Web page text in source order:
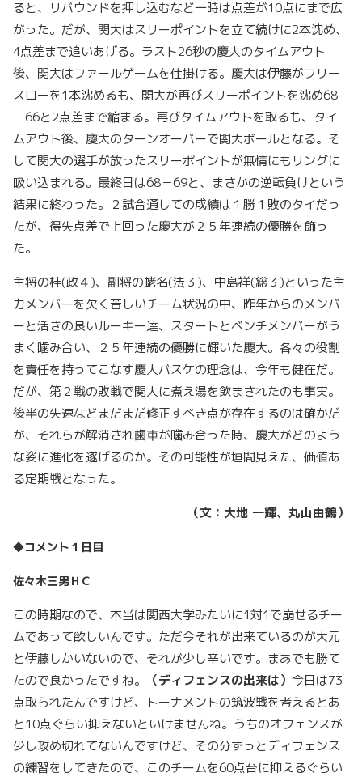
ると、リバウンドを押し込むなど一時は点差が10点にまで広
がった。だが、関大はスリーポイントを立て続けに2本沈め、
4点差まで追いあげる。ラスト26秒の慶大のタイムアウト
後、関大はファールゲームを仕掛ける。慶大は伊藤がフリー
スローを1本沈めるも、関大が再びスリーポイントを沈め68
－66と2点差まで縮まる。再びタイムアウトを取るも、タイ
ムアウト後、慶大のターンオーバーで関大ボールとなる。そ
して関大の選手が放ったスリーポイントが無情にもリングに
吸い込まれる。最終日は68－69と、まさかの逆転負けという
結果に終わった。２試合通しての成績は１勝１敗のタイだっ
たが、得失点差で上回った慶大が２５年連続の優勝を飾っ
た。
主将の桂(政４)、副将の蛯名(法３)、中島祥(総３)といった主
力メンバーを欠く苦しいチーム状況の中、昨年からのメンバ
ーと活きの良いルーキー達、スタートとベンチメンバーがう
まく噛み合い、２５年連続の優勝に輝いた慶大。各々の役割
を責任を持ってこなす慶大バスケの理念は、今年も健在だ。
だが、第２戦の敗戦で関大に煮え湯を飲まされたのも事実。
後半の失速などまだまだ修正すべき点が存在するのは確かだ
が、それらが解消され歯車が噛み合った時、慶大がどのよう
な姿に進化を遂げるのか。その可能性が垣間見えた、価値あ
る定期戦となった。
（文：大地 一輝、丸山由鶴）
◆コメント１日目
佐々木三男ＨＣ
この時期なので、本当は関西大学みたいに1対1で崩せるチー
ムであって欲しいんです。ただ今それが出来ているのが大元
と伊藤しかいないので、それが少し辛いです。まあでも勝て
たので良かったですね。
（ディフェンスの出来は） 今日は73
点取られたんですけど、トーナメントの筑波戦を考えるとあ
と10点ぐらい抑えないといけませんね。うちのオフェンスが
少し攻め切れてないんですけど、その分ずっとディフェンス
の練習をしてきたので、このチームを60点台に抑えるぐらい